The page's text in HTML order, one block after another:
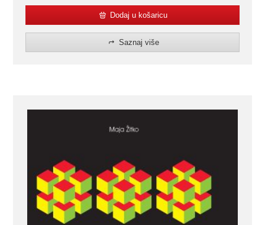
Dodaj u košaricu
Saznaj više